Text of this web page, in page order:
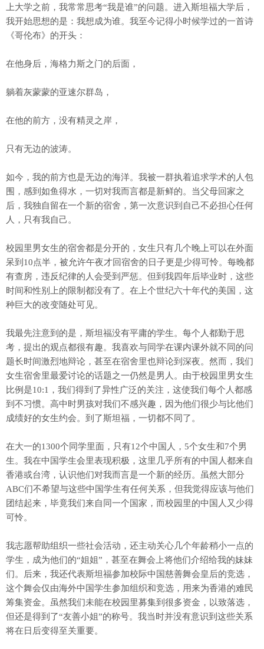
上大学之前，我常常思考“我是谁”的问题。进入斯坦福大学后，
我开始思想的是：我想成为谁。我至今记得小时候学过的一首诗
《哥伦布》的开头：
在他身后，海格力斯之门的后面，
躺着灰蒙蒙的亚速尔群岛，
在他的前方，没有精灵之岸，
只有无边的波涛。
如今，我的前方也是无边的海洋。我被一群执着追求学术的人包
围，感到如鱼得水，一切对我而言都是新鲜的。当父母回家之
后，我独自留在一个新的宿舍，第一次意识到自己不必担心任何
人，只有我自己。
校园里男女生的宿舍都是分开的，女生只有几个晚上可以在外面
呆到10点半，被允许午夜才回宿舍的日子更是少得可怜。每晚都
有查房，违反纪律的人会受到严惩。但到我四年后毕业时，这些
时间和性别上的限制都没有了。在上个世纪六十年代的美国，这
种巨大的改变随处可见。
我最先注意到的是，斯坦福没有平庸的学生。每个人都勤于思
考，提出的观点都很有趣。我喜欢与同学在课内课外就不同的问
题长时间激烈地辩论，甚至在宿舍里也辩论到深夜。然而，我们
女生宿舍里最爱讨论的话题之一仍然是男人。由于校园里男女生
比例是10:1，我们得到了异性广泛的关注，这使我们每个人都感
到不习惯。高中时男孩对我们不感兴趣，因为他们很少与比他们
成绩好的女生约会。到了斯坦福，一切都不同了。
在大一的1300个同学里面，只有12个中国人，5个女生和7个男
生。我在中国学生会里表现积极，这里几乎所有的中国人都来自
香港或台湾，认识他们对我而言是一个新的经历。虽然大部分
ABC们不希望与这些中国学生有任何关系，但我觉得应该与他们
团结起来，毕竟我们来自同一个国家，而校园里的中国人又少得
可怜。
我志愿帮助组织一些社会活动，还主动关心几个年龄稍小一点的
学生，成为他们的“姐姐”，甚至在舞会上将他们介绍给我的妹妹
们。后来，我还代表斯坦福参加校际中国慈善舞会皇后的竞选，
这个舞会仅由海外中国学生参加组织和竞选，用来为香港的难民
筹集资金。虽然我们未能在校园里募集到很多资金，以致落选，
但还是得到了“友善小姐”的称号。我当时并没有意识到这些关系
将在日后变得至关重要。